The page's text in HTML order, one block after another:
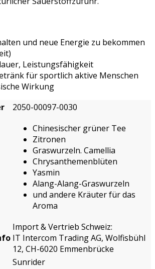
und neue Energie zu bekommen
Leistungsfähigkeit
für sportlich aktive Menschen
Wirkung
2050-00097-0030
Chinesischer grüner Tee
Zitronen
Graswurzeln. Camellia
Chrysanthemenblüten
Yasmin
Alang-Alang-Graswurzeln
und andere Kräuter für das
Aroma
Import & Vertrieb Schweiz:
IT Intercom Trading AG, Wolfisbühl
12, CH-6020 Emmenbrücke
Sunrider